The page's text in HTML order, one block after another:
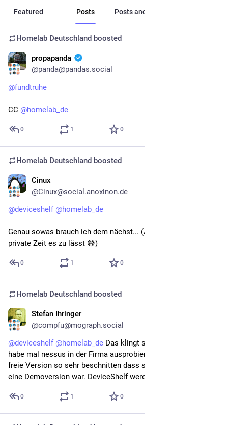
Featured Posts Posts and replies
Homelab Deutschland boosted
propapanda
@panda@pandas.social
@fundtruhe
CC @homelab_de
0 1 0
Homelab Deutschland boosted
Cinux
@Cinux@social.anoxinon.de
@deviceshelf @homelab_de
Genau sowas brauch ich dem nächst... (Also wenn meine
private Zeit es zu lässt 😅)
0 1 0
Homelab Deutschland boosted
Stefan Ihringer
@compfu@mograph.social
@deviceshelf @homelab_de Das klingt super interessant. Ich
habe mal nessus in der Firma ausprobiert aber dann wurde die
freie Version so sehr beschnitten dass sie wirklich nur noch
eine Demoversion war. DeviceShelf werde ich mir anschauen!
0 1 0